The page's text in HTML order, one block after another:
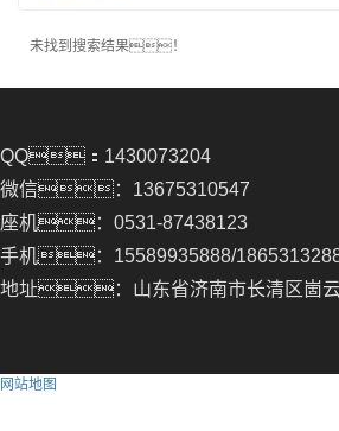
未找到搜索结果！
QQ：1430073204
微信：13675310547
座机：0531-87438123
手机：15589935888/
地址：山东省济南市长清区崮云
网站地图